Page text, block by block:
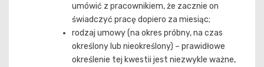
umówić z pracownikiem, że zacznie on
świadczyć pracę dopiero za miesiąc;
rodzaj umowy (na okres próbny, na czas
określony lub nieokreślony) – prawidłowe
określenie tej kwestii jest niezwykle ważne,